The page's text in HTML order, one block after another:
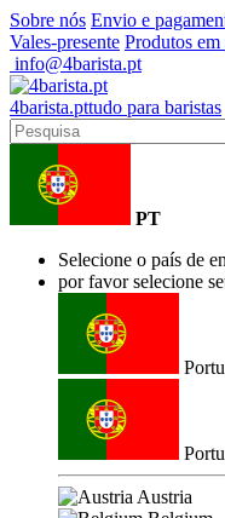
Sobre nós Envio e
Vales-presente Produtos
info@4barista.pt
4barista.pttudo para baristas
PT
Selecione o país de
por favor selecione
Austria